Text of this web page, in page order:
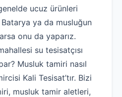
ucuz ürünleri
ya da musluğun
onu da yaparız.
su tesisatçısı
Musluk tamiri nasıl
Kali Tesisat’tır. Bizi
musluk tamir aletleri,